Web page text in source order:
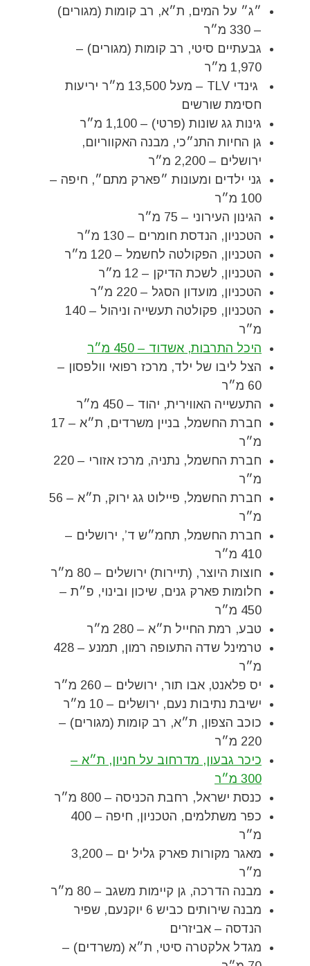
״ג״ על המים, ת״א, רב קומות (מגורים)
– 330 מ״ר
גבעתיים סיטי, רב קומות (מגורים) –
1,970 מ״ר
גינדי TLV – מעל 13,500 מ״ר יריעות
חסימת שורשים
גינות גג שונות (פרטי) – 1,100 מ״ר
גן החיות התנ״כי, מבנה האקווריום,
ירושלים – 2,200 מ״ר
גני ילדים ומעונות ״פארק מתם״, חיפה –
100 מ״ר
הגינון העירוני – 75 מ״ר
הטכניון, הנדסת חומרים – 130 מ״ר
הטכניון, הפקולטה לחשמל – 120 מ״ר
הטכניון, לשכת הדיקן – 12 מ״ר
הטכניון, מועדון הסגל – 220 מ״ר
הטכניון, פקולטה תעשייה וניהול – 140
מ״ר
היכל התרבות, אשדוד – 450 מ״ר
הצל ליבו של ילד, מרכז רפואי וולפסון –
60 מ״ר
התעשייה האווירית, יהוד – 450 מ״ר
חברת החשמל, בניין משרדים, ת״א – 17
מ״ר
חברת החשמל, נתניה, מרכז אזורי – 220
מ״ר
חברת החשמל, פיילוט גג ירוק, ת״א – 56
מ״ר
חברת החשמל, תחמ״ש ד’, ירושלים –
410 מ״ר
חוצות היוצר, (תיירות) ירושלים – 80 מ״ר
חלומות פארק גנים, שיכון ובינוי, פ״ת –
450 מ״ר
טבע, רמת החייל ת״א – 280 מ״ר
טרמינל שדה התעופה רמון, תמנע – 428
מ״ר
יס פלאנט, אבו תור, ירושלים – 260 מ״ר
ישיבת נתיבות נעם, ירושלים – 10 מ״ר
כוכב הצפון, ת״א, רב קומות (מגורים) –
220 מ״ר
כיכר גבעון, מדרחוב על חניון, ת״א –
300 מ״ר
כנסת ישראל, רחבת הכניסה – 800 מ״ר
כפר משתלמים, הטכניון, חיפה – 400
מ״ר
מאגר מקורות פארק גליל ים – 3,200
מ״ר
מבנה הדרכה, גן קיימות משגב – 80 מ״ר
מבנה שירותים כביש 6 יוקנעם, שפיר
הנדסה – אביזרים
מגדל אלקטרה סיטי, ת״א (משרדים) –